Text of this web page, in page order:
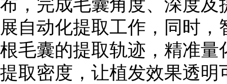
布，完成毛囊角度、深度
展自动化提取工作，同时
根毛囊的提取轨迹，精准
提取密度，让植发效果透